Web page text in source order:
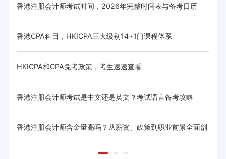
香港注册会计师考试时间，2026年完整时间表与备考日历
香港CPA科目，HKICPA三大级别14+1门课程体系
HKICPA和CPA免考政策，考生速速查看
香港注册会计师考试是中文还是英文？考试语言备考攻略
香港注册会计师含金量高吗？从薪资、政策到职业前景全面剖